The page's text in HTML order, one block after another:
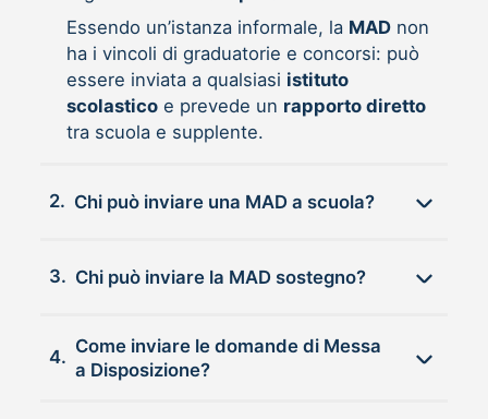
Essendo un’istanza informale, la MADnon
ha i vincoli di graduatorie e concorsi: può
essere inviata a qualsiasi istituto
scolasticoe prevede un rapporto diretto
tra scuola e supplente.
2. Chi può inviare una MAD a scuola?
3. Chi può inviare la MAD sostegno?
4.
Come inviare le domande di Messa
a Disposizione?